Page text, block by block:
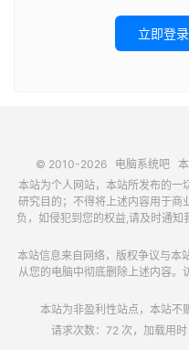
立即登录
© 2010-2026 电脑系统吧本
本站为个人网站，本站所发布的一
研究目的；不得将上述内容用于商
负，如侵犯到您的权益,请及时通
本站信息来自网络，版权争议与本
从您的电脑中彻底删除上述内容。
本站为非盈利性站点，本站不
请求次数：72 次，加载用